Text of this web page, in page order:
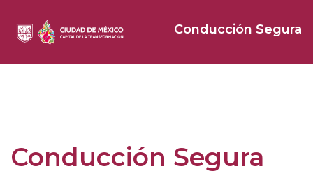
Conducción Segura
Conducción Segura